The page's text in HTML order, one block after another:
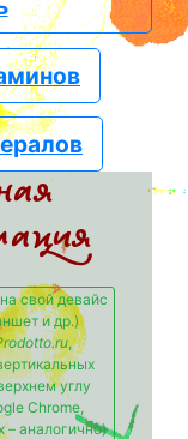
свой девайс
и др.)
,
углу
Chrome,
– аналогично)